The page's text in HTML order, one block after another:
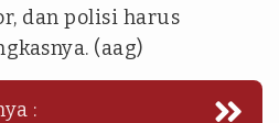
dan polisi harus
(aag)
: